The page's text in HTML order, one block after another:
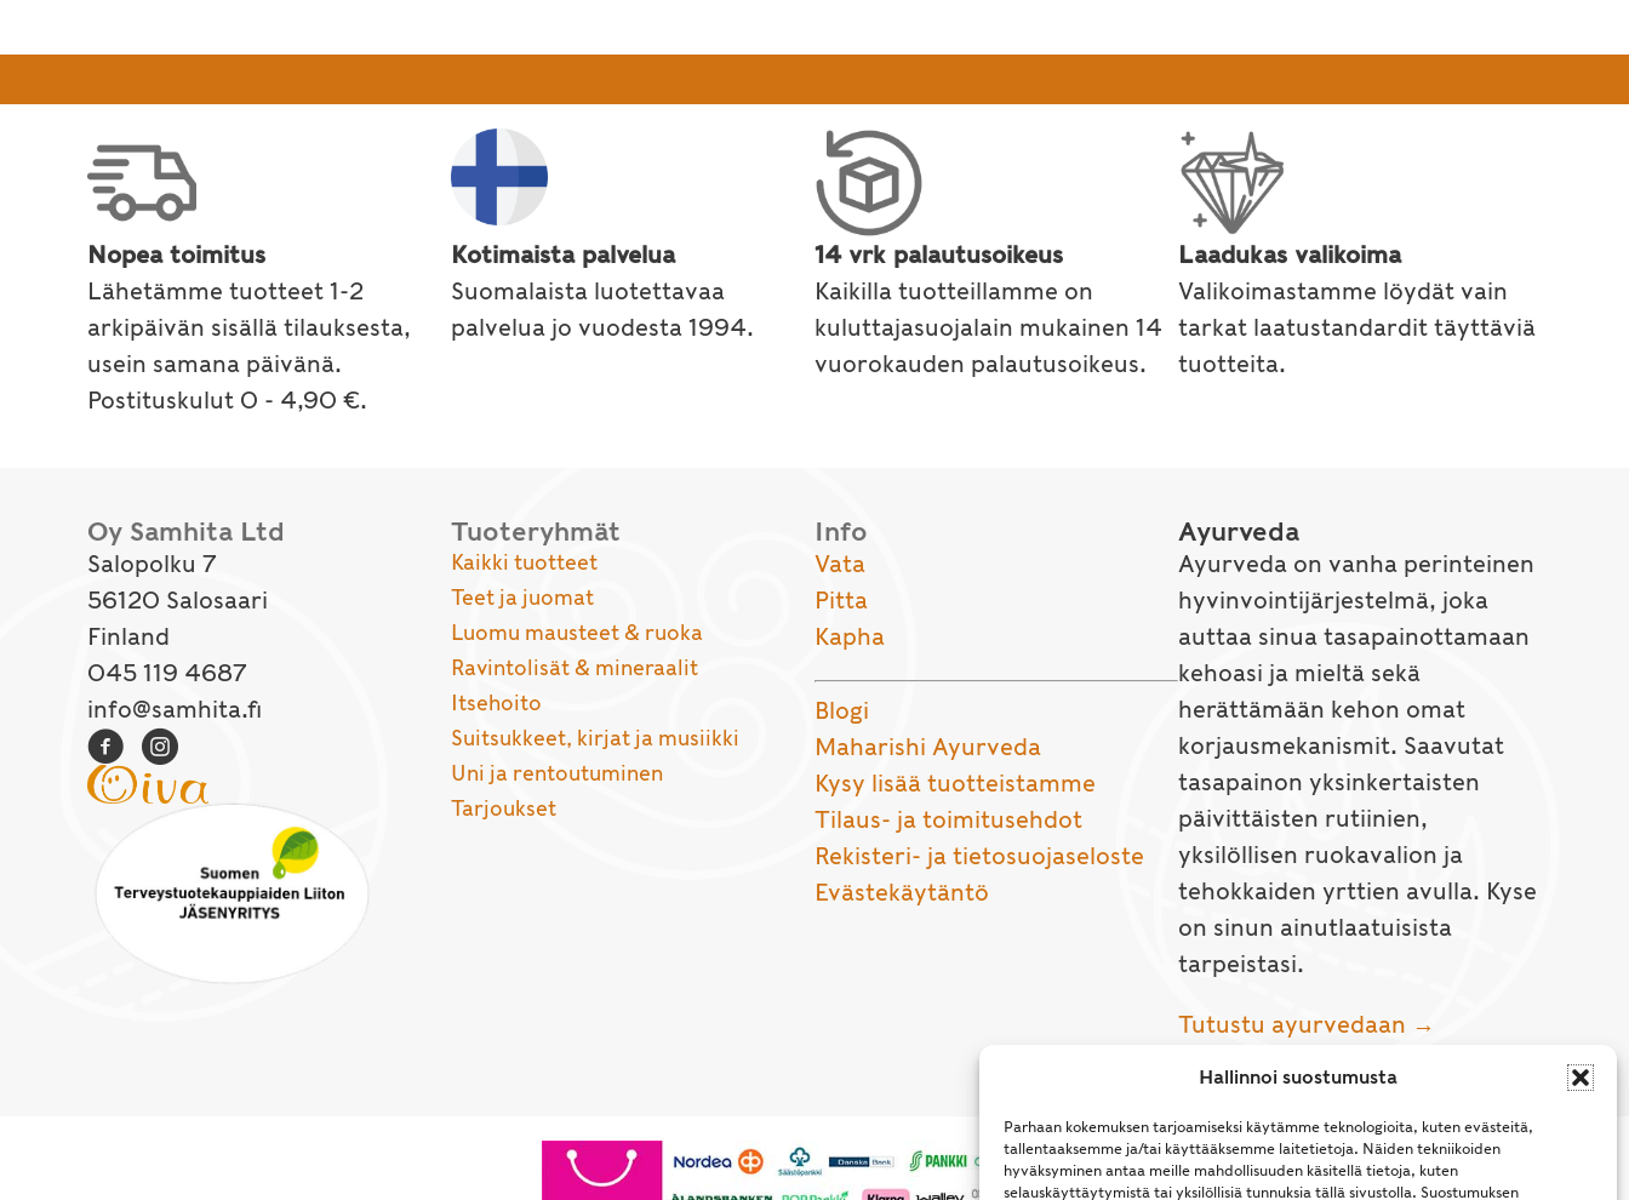
Hallinnoi suostumusta
Parhaan kokemuksen tarjoamiseksi käytämme teknologioita, kuten evästeitä,
tallentaaksemme ja/tai käyttääksemme laitetietoja. Näiden tekniikoiden
hyväksyminen antaa meille mahdollisuuden käsitellä tietoja, kuten
selauskäyttäytymistä tai yksilöllisiä tunnuksia tällä sivustolla. Suostumuksen
Nopea toimitus
Lähetämme tuotteet 1-2
arkipäivän sisällä tilauksesta,
usein samana päivänä.
Postituskulut 0 - 4,90 €.
Kotimaista palvelua
Suomalaista luotettavaa
palvelua jo vuodesta 1994.
14 vrk palautusoikeus
Kaikilla tuotteillamme on
kuluttajasuojalain mukainen 14
vuorokauden palautusoikeus.
Laadukas valikoima
Valikoimastamme löydät vain
tarkat laatustandardit täyttäviä
tuotteita.
Oy Samhita Ltd
Salopolku 7
56120 Salosaari
Finland
045 119 4687
info@samhita.fi
Tuoteryhmät
Kaikki tuotteet
Teet ja juomat
Luomu mausteet & ruoka
Ravintolisät & mineraalit
Itsehoito
Suitsukkeet, kirjat ja musiikki
Uni ja rentoutuminen
Tarjoukset
Info
Vata
Pitta
Kapha
Blogi
Maharishi Ayurveda
Kysy lisää tuotteistamme
Tilaus- ja toimitusehdot
Rekisteri- ja tietosuojaseloste
Evästekäytäntö
Ayurveda
Ayurveda on vanha perinteinen
hyvinvointijärjestelmä, joka
auttaa sinua tasapainottamaan
kehoasi ja mieltä sekä
herättämään kehon omat
korjausmekanismit. Saavutat
tasapainon yksinkertaisten
päivittäisten rutiinien,
yksilöllisen ruokavalion ja
tehokkaiden yrttien avulla. Kyse
on sinun ainutlaatuisista
tarpeistasi.
Tutustu ayurvedaan →